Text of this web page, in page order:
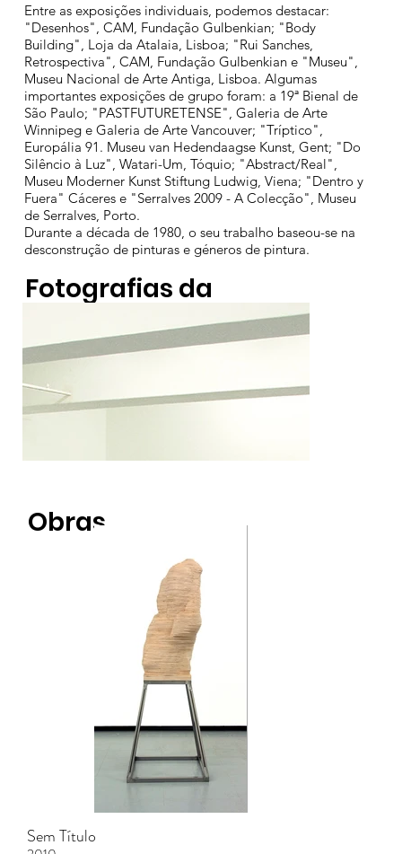
Fotografias da
Exposição
Obras
Sem Título
Entre as exposições individuais, podemos destacar:
"Desenhos", CAM, Fundação Gulbenkian; "Body
Building", Loja da Atalaia, Lisboa; "Rui Sanches,
Retrospectiva", CAM, Fundação Gulbenkian e "Museu",
Museu Nacional de Arte Antiga, Lisboa. Algumas
importantes exposições de grupo foram: a 19ª Bienal de
São Paulo; "PASTFUTURETENSE", Galeria de Arte
Winnipeg e Galeria de Arte Vancouver; "Tríptico",
Europália 91. Museu van Hedendaagse Kunst, Gent; "Do
Silêncio à Luz", Watari-Um, Tóquio; "Abstract/Real",
Museu Moderner Kunst Stiftung Ludwig, Viena; "Dentro y
Fuera" Cáceres e "Serralves 2009 - A Colecção", Museu
de Serralves, Porto.
Durante a década de 1980, o seu trabalho baseou-se na
desconstrução de pinturas e géneros de pintura.